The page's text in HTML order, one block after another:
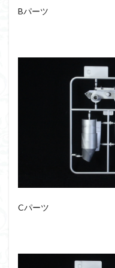
Bパーツ
Cパーツ